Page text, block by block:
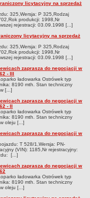
licytacyjny na sprzedaż
325,Wersja: P 325,Rodzaj
produkcji: 1998,Nr
rejestracji: 03.09.1998 [...]
licytacyjny na sprzedaż
325,Wersja: P 325,Rodzaj
produkcji: 1998,Nr
rejestracji: 03.09.1998 [...]
zaprasza do negocjacji w
- III
ładowarka Ostrówek typ
8190 mth. Stan techniczny
[...]
zaprasza do negocjacji w
- II
ładowarka Ostrówek typ
8190 mth. Stan techniczny
oleju [...]
zaprasza do negocjacji w
T 528/1,Wersja: PN-
(VIN): 1185,Nr rejestracyjny:
[...]
zaprasza do negocjacji w
ładowarka Ostrówek typ
8190 mth. Stan techniczny
oleju [...]